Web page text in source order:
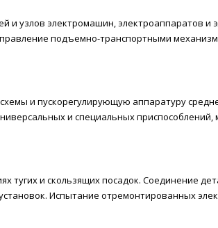
и узлов электромашин, электроаппаратов и
подъемно-транспортными
и пускорегулирующую аппаратуру
и специальных приспособлений,
тугих и скользящих посадок. Соединение
Испытание отремонтированных